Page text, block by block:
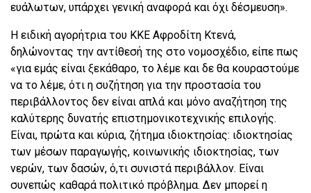
ευάλωτων, υπάρχει γενική αναφορά και όχι δέσμευση».
Η ειδική αγορήτρια του ΚΚΕ Αφροδίτη Κτενά,
δηλώνοντας την αντίθεσή της στο νομοσχέδιο, είπε πως
«για εμάς είναι ξεκάθαρο, το λέμε και δε θα κουραστούμε
να το λέμε, ότι η συζήτηση για την προστασία του
περιβάλλοντος δεν είναι απλά και μόνο αναζήτηση της
καλύτερης δυνατής επιστημονικοτεχνικής επιλογής.
Είναι, πρώτα και κύρια, ζήτημα ιδιοκτησίας: ιδιοκτησίας
των μέσων παραγωγής, κοινωνικής ιδιοκτησίας, των
νερών, των δασών, ό,τι συνιστά περιβάλλον. Είναι
συνεπώς καθαρά πολιτικό πρόβλημα. Δεν μπορεί η